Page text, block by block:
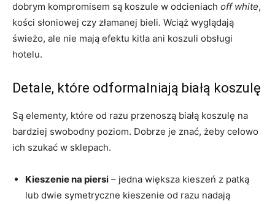
dobrym kompromisem są koszule w odcieniach off white,
kości słoniowej czy złamanej bieli. Wciąż wyglądają
świeżo, ale nie mają efektu kitla ani koszuli obsługi
hotelu.
Detale, które odformalniają białą koszulę
Są elementy, które od razu przenoszą białą koszulę na
bardziej swobodny poziom. Dobrze je znać, żeby celowo
ich szukać w sklepach.
Kieszenie na piersi – jedna większa kieszeń z patką
lub dwie symetryczne kieszenie od razu nadają